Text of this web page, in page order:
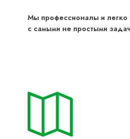
Мы профессионалы и легко
с самыми не простыми